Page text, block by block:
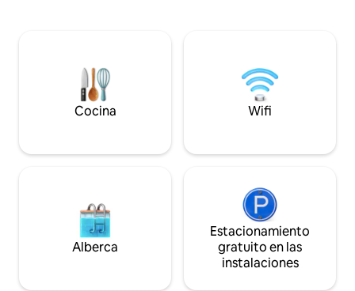
establecida? El almacenamiento gratuito
es posible bajo petición. ¿Buscas un
alquiler a largo plazo? ¡Envíame un
de vino en tu
¡Reserva ahora
inolvidable en
Cocina Wifi
Alberca
Estacionamiento
gratuito en las
instalaciones